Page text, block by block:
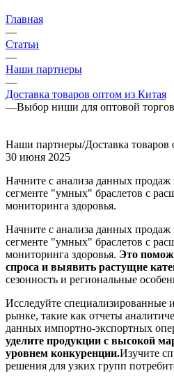
Главная
—
Статьи
—
Наши партнеры
—
Доставка товаров оптом из Китая
—Выбор ниши для оптовой
Наши партнеры/Доставка товаров
30 июня 2025
Начните с анализа данных продаж
сегменте "умных" браслетов с
мониторинга здоровья.
Начните с анализа данных продаж
сегменте "умных" браслетов с
мониторинга здоровья. Это
спроса и выявить растущие
сезонность и региональные
Исследуйте
рынке, такие как отчеты
данных импортно-экспортных
уделите продукции с высокой
уровнем конкуренции.Изучите
решения для узких групп